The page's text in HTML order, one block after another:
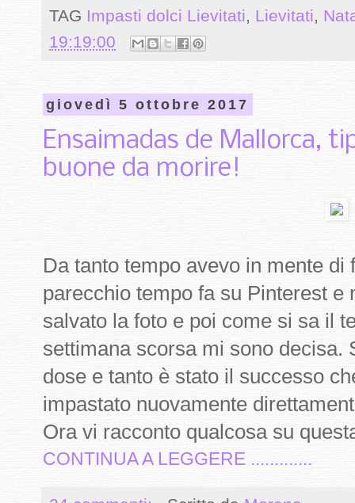
TAG Impasti dolci Lievitati, Lievitati,
19:19:00
giovedì 5 ottobre 2017
Ensaimadas de Mallorca,
buone da morire!
Da tanto tempo avevo in mente
parecchio tempo fa su Pinterest e
salvato la foto e poi come si sa il
settimana scorsa mi sono decisa.
dose e tanto è stato il successo
impastato nuovamente
Ora vi racconto qualcosa su
CONTINUA A LEGGERE .............